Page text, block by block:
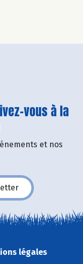
vous à la
et nos
légales